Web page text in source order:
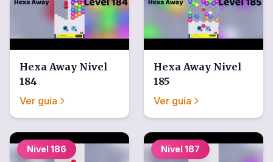
Hexa Away Nivel
184
Ver guía
Hexa Away Nivel
185
Ver guía
Nivel 186 Nivel 187